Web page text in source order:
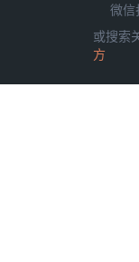
微信
或搜索
方